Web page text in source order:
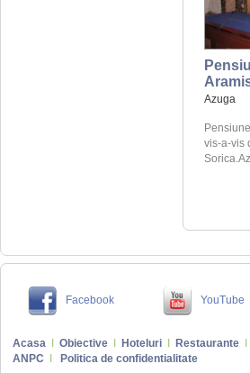
Azuga
vis-a-vis
Facebook YouTube
Acasa Obiective Hoteluri Restaurante
ANPC
Politica de confidentialitate